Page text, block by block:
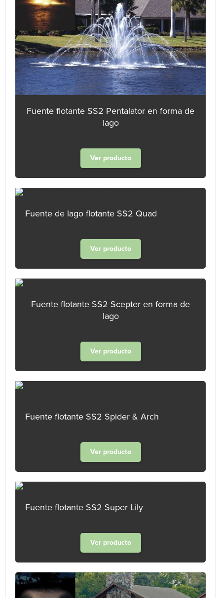
Fuente flotante SS2 Pentalator en forma de
lago
Ver producto
Fuente de lago flotante SS2 Quad
Ver producto
Fuente flotante SS2 Scepter en forma de
lago
Ver producto
Fuente flotante SS2 Spider & Arch
Ver producto
Fuente flotante SS2 Super Lily
Ver producto